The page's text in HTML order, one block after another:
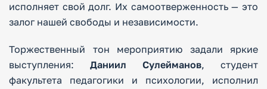
исполняет свой долг. Их самоотверженность — это
залог нашей свободы и независимости.
Торжественный тон мероприятию задали яркие
выступления: Даниил Сулейманов, студент
факультета педагогики и психологии, исполнил